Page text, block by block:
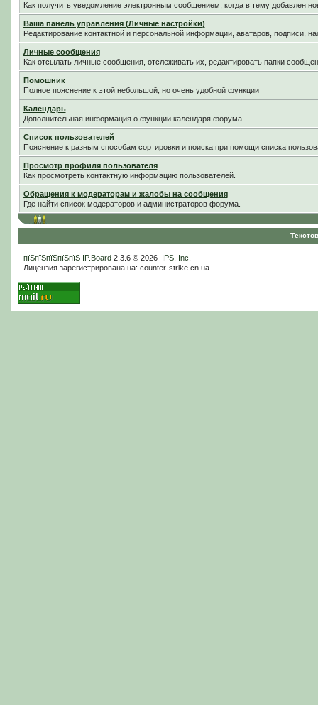
Как получить уведомление электронным сообщением, когда в тему добавлен
Ваша панель управления (Личные настройки)
Редактирование контактной и персональной информации, аватаров, подписи,
Личные сообщения
Как отсылать личные сообщения, отслеживать их, редактировать папки
Помошник
Полное пояснение к этой небольшой, но очень удобной функции
Календарь
Дополнительная информация о функции календаря форума.
Список пользователей
Пояснение к разным способам сортировки и поиска при помощи списка
Просмотр профиля пользователя
Как просмотреть контактную информацию пользователей.
Обращения к модераторам и жалобы на сообщения
Где найти список модераторов и администраторов форума.
пїЅпїЅпїЅпїЅпїЅ IP.Board2.3.6 © 2026 IPS, Inc
Лицензия зарегистрирована на: counter-strike.cn.ua